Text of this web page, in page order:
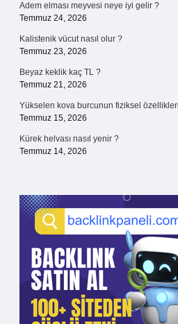
Adem elması meyvesi neye iyi gelir ?
Temmuz 24, 2026
Kalistenik vücut nasıl olur ?
Temmuz 23, 2026
Beyaz keklik kaç TL ?
Temmuz 21, 2026
Yükselen kova burcunun fiziksel
Temmuz 15, 2026
Kürek helvası nasıl yenir ?
Temmuz 14, 2026